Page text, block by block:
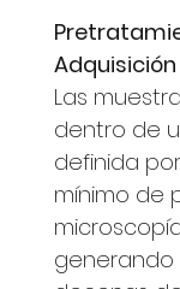
Las
dentro de
definida
mínimo de